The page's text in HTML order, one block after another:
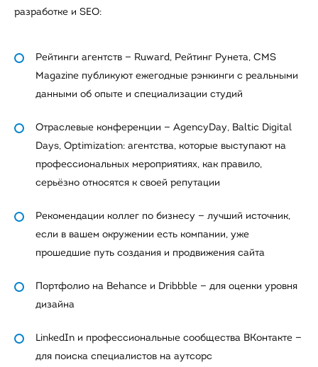
разработке и SEO:
Рейтинги агентств — Ruward, Рейтинг Рунета, CMS
Magazine публикуют ежегодные рэнкинги с реальными
данными об опыте и специализации студий
Отраслевые конференции — AgencyDay, Baltic Digital
Days, Optimization: агентства, которые выступают на
профессиональных мероприятиях, как правило,
серьёзно относятся к своей репутации
Рекомендации коллег по бизнесу — лучший источник,
если в вашем окружении есть компании, уже
прошедшие путь создания и продвижения сайта
Портфолио на Behance и Dribbble — для оценки уровня
дизайна
LinkedIn и профессиональные сообщества ВКонтакте —
для поиска специалистов на аутсорс